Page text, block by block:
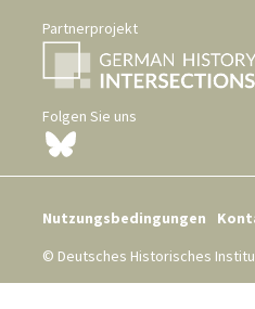
Partnerprojekt
Folgen Sie uns
Nutzungsbedingungen
© Deutsches Historisches